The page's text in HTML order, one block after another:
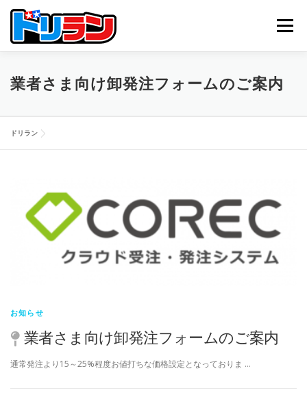
メニュー
TOP ABOUT US NEWS CONTACT
業者さま向け卸発注フォームのご案内
ドリラン
お知らせ
業者さま向け卸発注フォームのご案内
通常発注より15～25%程度お値打ちな価格設定となっておりま …